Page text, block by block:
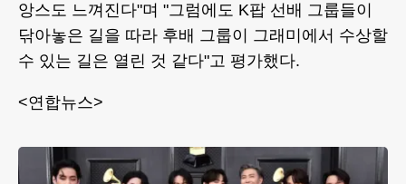
앙스도 느껴진다"며 "그럼에도 K팝 선배 그룹들이
닦아놓은 길을 따라 후배 그룹이 그래미에서 수상할
수 있는 길은 열린 것 같다"고 평가했다.
<연합뉴스>